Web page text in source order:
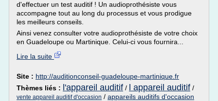
d'effectuer un test auditif ! Un audioprothésiste vous
accompagne tout au long du processus et vous prodigue
les meilleurs conseils.
Ainsi venez consulter votre audioprothésiste de votre choix
en Guadeloupe ou Martinique. Celui-ci vous fournira...
Lire la suite
Site : http://auditionconseil-guadeloupe-martinique.fr
Thèmes liés :
l'appareil auditif / l appareil auditif /
vente appareil auditif d'occasion / appareils auditifs d'occasion